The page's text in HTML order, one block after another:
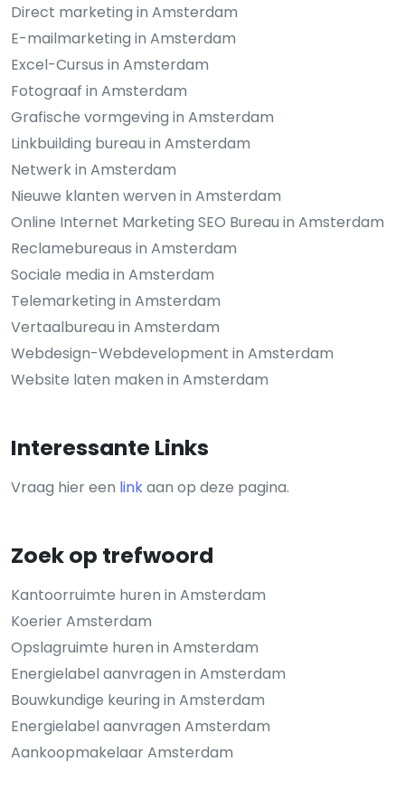
Direct marketing in Amsterdam
E-mailmarketing in Amsterdam
Excel-Cursus in Amsterdam
Fotograaf in Amsterdam
Grafische vormgeving in Amsterdam
Linkbuilding bureau in Amsterdam
Netwerk in Amsterdam
Nieuwe klanten werven in Amsterdam
Online Internet Marketing SEO Bureau in Amsterdam
Reclamebureaus in Amsterdam
Sociale media in Amsterdam
Telemarketing in Amsterdam
Vertaalbureau in Amsterdam
Webdesign-Webdevelopment in Amsterdam
Website laten maken in Amsterdam
Interessante Links
Vraag hier een linkaan op deze pagina.
Zoek op trefwoord
Kantoorruimte huren in Amsterdam
Koerier Amsterdam
Opslagruimte huren in Amsterdam
Energielabel aanvragen in Amsterdam
Bouwkundige keuring in Amsterdam
Energielabel aanvragen Amsterdam
Aankoopmakelaar Amsterdam